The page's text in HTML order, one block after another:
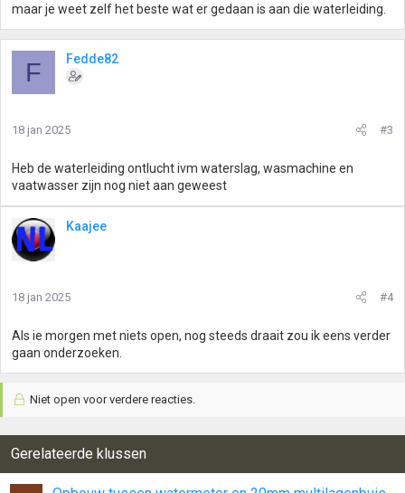
maar je weet zelf het beste wat er gedaan is aan die waterleiding.
F Fedde82
18 jan 2025 #3
Heb de waterleiding ontlucht ivm waterslag, wasmachine en
vaatwasser zijn nog niet aan geweest
Kaajee
18 jan 2025 #4
Als ie morgen met niets open, nog steeds draait zou ik eens verder
gaan onderzoeken.
Niet open voor verdere reacties.
Gerelateerde klussen